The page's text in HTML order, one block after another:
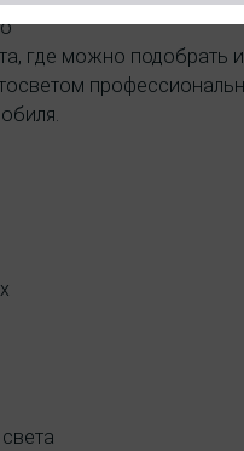
где можно подобрать